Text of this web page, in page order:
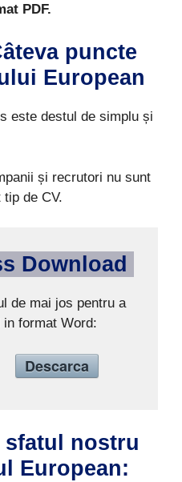
PDF.
puncte
European
este destul de simplu și
și recrutori nu sunt
de CV.
Download
de mai jos pentru a
format Word:
Descarca
nostru
European: